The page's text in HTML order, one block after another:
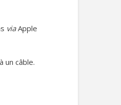
viaApple
un câble.